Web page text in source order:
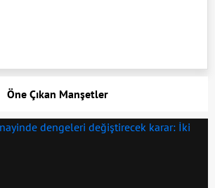
Öne Çıkan Manşetler